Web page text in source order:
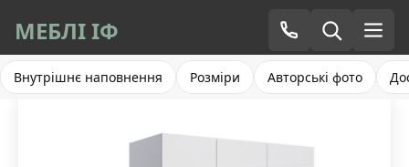
МЕБЛІ ІФ
Внутрішнє наповнення Розміри Авторські фото